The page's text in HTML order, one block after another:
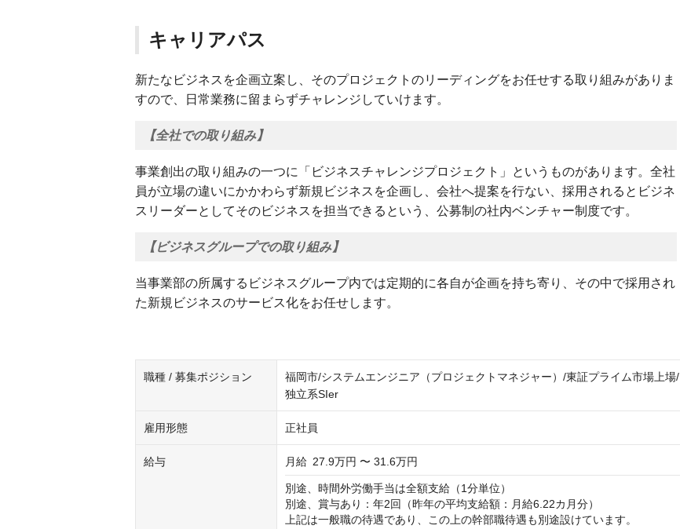
キャリアパス
新たなビジネスを企画立案し、そのプロジェクトのリーディングをお任せする取り組みがありま
すので、日常業務に留まらずチャレンジしていけます。
【全社での取り組み】
事業創出の取り組みの一つに「ビジネスチャレンジプロジェクト」というものがあります。全社
員が立場の違いにかかわらず新規ビジネスを企画し、会社へ提案を行ない、採用されるとビジネ
スリーダーとしてそのビジネスを担当できるという、公募制の社内ベンチャー制度です。
【ビジネスグループでの取り組み】
当事業部の所属するビジネスグループ内では定期的に各自が企画を持ち寄り、その中で採用され
た新規ビジネスのサービス化をお任せします。
職種 / 募集ポジション
福岡市/システムエンジニア（プロジェクトマネジャー）/東証プライム市場上場/
独立系SIer
雇用形態 正社員
給与 月給 27.9万円 〜 31.6万円
別途、時間外労働手当は全額支給（1分単位）
別途、賞与あり：年2回（昨年の平均支給額：月給6.22カ月分）
上記は一般職の待遇であり、この上の幹部職待遇も別途設けています。